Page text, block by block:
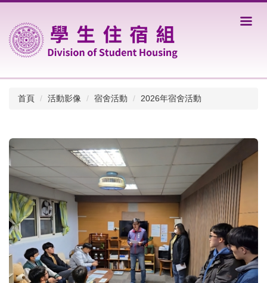
主
要
首頁
活動影像 宿舍活動 2026年宿舍活動